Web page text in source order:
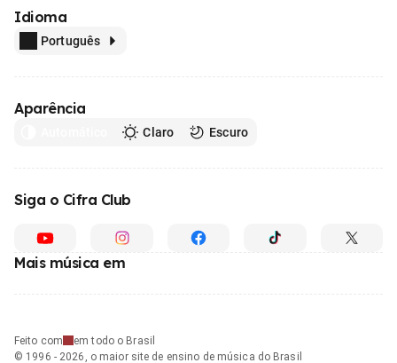
Idioma
Português
Aparência
Claro Escuro
Siga o Cifra Club
Mais música em
Feito com
em todo o Brasil
© 1996 - 2026, o maior site de ensino de música do Brasil